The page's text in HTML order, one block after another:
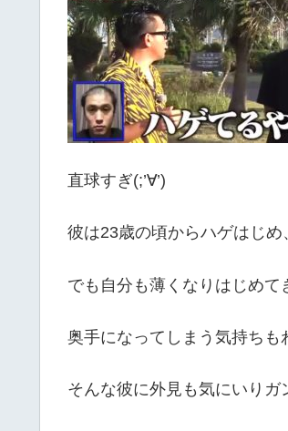
直球すぎ(;’∀’)
彼は23歳の頃からハゲはじめ
でも自分も薄くなりはじめて
奥手になってしまう気持ちも
そんな彼に外見も気にいり